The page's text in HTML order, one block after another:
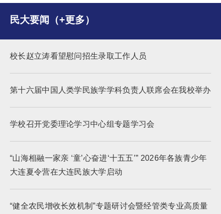
民大要闻（+更多）
校长赵立涛看望慰问招生录取工作人员
第十六届中国人类学民族学学科负责人联席会在我校举办
学校召开党委理论学习中心组专题学习会
“山海相融一家亲 ‘童’心奋进‘十五五’” 2026年各族青少年
大连夏令营在大连民族大学启动
“健全农民增收长效机制”专题研讨会暨经管类专业高质量